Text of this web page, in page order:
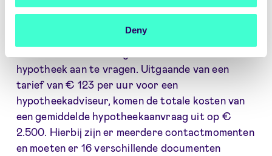
Deny
een van de hypotheekadviseurs die klant is bij
hypotheek aan te vragen. Uitgaande van een
tarief van € 123 per uur voor een
hypotheekadviseur, komen de totale kosten van
een gemiddelde hypotheekaanvraag uit op €
2.500. Hierbij zijn er meerdere contactmomenten
en moeten er 16 verschillende documenten